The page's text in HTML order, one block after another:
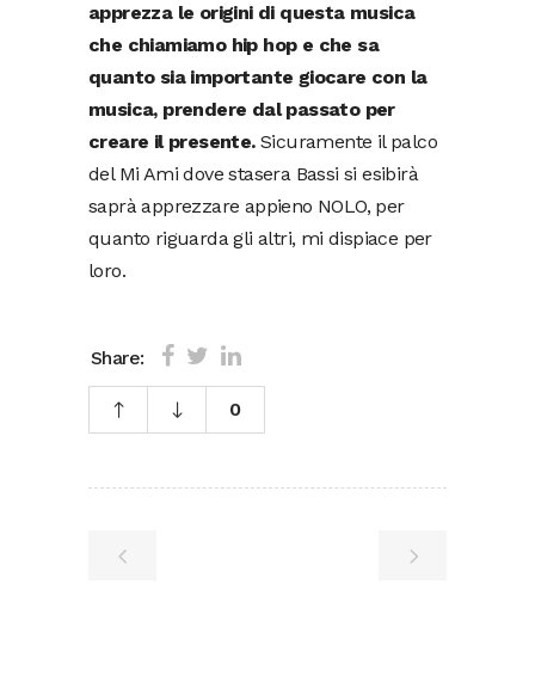
apprezza le origini di questa musica
che chiamiamo hip hop e che sa
quanto sia importante giocare con la
musica, prendere dal passato per
creare il presente.Sicuramente il palco
del Mi Ami dove stasera Bassi si esibirà
saprà apprezzare appieno NOLO, per
quanto riguarda gli altri, mi dispiace per
loro.
Share:
0